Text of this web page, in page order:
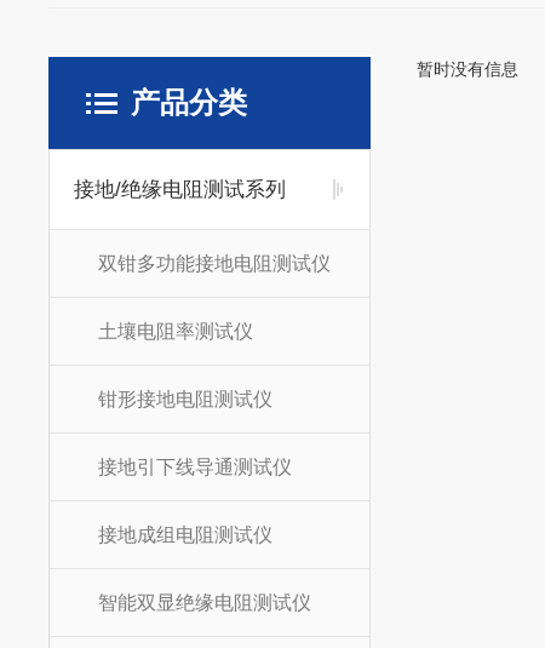
产品分类
接地/绝缘电阻测试系列
双钳多功能接地电阻测试仪
土壤电阻率测试仪
钳形接地电阻测试仪
接地引下线导通测试仪
接地成组电阻测试仪
智能双显绝缘电阻测试仪
暂时没有信息